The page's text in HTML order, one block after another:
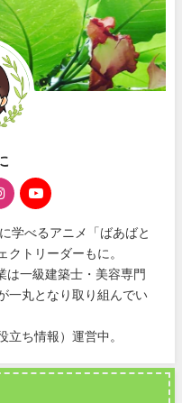
学べるアニメ「ばあばと
クトリーダーもに。
一級建築士・美容専門
一丸となり取り組んでい
立ち情報）運営中。